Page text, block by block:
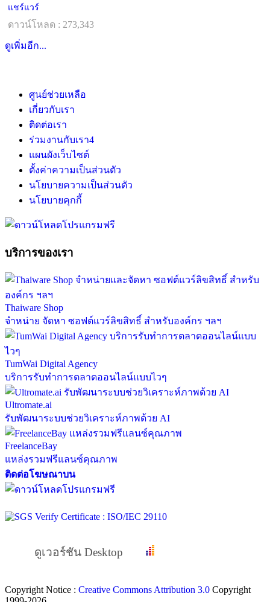
แชร์แวร์
ดาวน์โหลด : 273,343
ดูเพิ่มอีก...
ศูนย์ช่วยเหลือ
เกี่ยวกับเรา
ติดต่อเรา
ร่วมงานกับเรา4
แผนผังเว็บไซต์
ตั้งค่าความเป็นส่วนตัว
นโยบายความเป็นส่วนตัว
นโยบายคุกกี้
บริการของเรา
Thaiware Shop
จำหน่าย จัดหา ซอฟต์แวร์ลิขสิทธิ์ สำหรับองค์กร ฯลฯ
TumWai Digital Agency
บริการรับทำการตลาดออนไลน์แบบไวๆ
Ultromate.ai
รับพัฒนาระบบช่วยวิเคราะห์ภาพด้วย AI
FreelanceBay
แหล่งรวมฟรีแลนซ์คุณภาพ
ติดต่อโฆษณาบน
ดูเวอร์ชัน Desktop
Copyright Notice : Creative Commons Attribution 3.0 Copyright